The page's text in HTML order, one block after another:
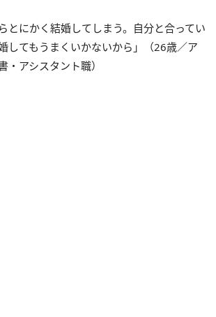
とにかく結婚してしまう。自分と合ってい
してもうまくいかないから」（26歳／ア
・アシスタント職）